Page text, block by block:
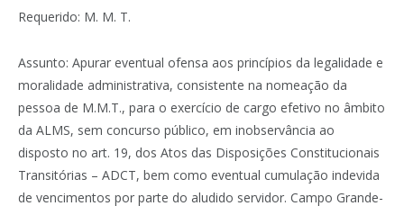
Requerido: M. M. T.
Assunto: Apurar eventual ofensa aos princípios da legalidade e
moralidade administrativa, consistente na nomeação da
pessoa de M.M.T., para o exercício de cargo efetivo no âmbito
da ALMS, sem concurso público, em inobservância ao
disposto no art. 19, dos Atos das Disposições Constitucionais
Transitórias – ADCT, bem como eventual cumulação indevida
de vencimentos por parte do aludido servidor. Campo Grande-